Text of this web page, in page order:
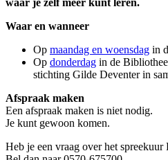
Waar en wanneer
Op maandag en woensdag in
Op donderdag in de
stichting Gilde Deventer in
Afspraak maken
Een afspraak maken is niet nodig.
Je kunt gewoon komen.
Heb je een vraag over het